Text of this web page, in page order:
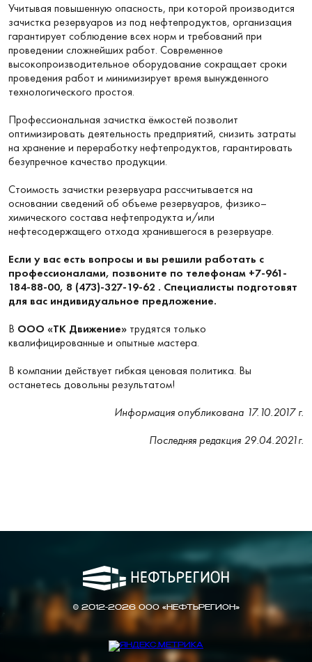
Учитывая повышенную опасность, при которой производится
зачистка резервуаров из под нефтепродуктов, организация
гарантирует соблюдение всех норм и требований при
проведении сложнейших работ. Современное
высокопроизводительное оборудование сокращает сроки
проведения работ и минимизирует время вынужденного
технологического простоя.
Профессиональная зачистка ёмкостей позволит
оптимизировать деятельность предприятий, снизить затраты
на хранение и переработку нефтепродуктов, гарантировать
безупречное качество продукции.
Стоимость зачистки резервуара рассчитывается на
основании сведений об объеме резервуаров, физико–
химического состава нефтепродукта и/или
нефтесодержащего отхода хранившегося в резервуаре.
Если у вас есть вопросы и вы решили работать с
профессионалами, позвоните по телефонам +7-961-
184-88-00, 8 (473)-327-19-62 . Специалисты подготовят
для вас индивидуальное предложение.
В ООО «ТК Движение» трудятся только
квалифицированные и опытные мастера.
В компании действует гибкая ценовая политика. Вы
останетесь довольны результатом!
Информация опубликована 17.10.2017 г.
Последняя редакция 29.04.2021г.
© 2012-2026 ООО «НЕФТЬРЕГИОН»